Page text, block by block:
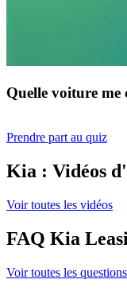
Quelle voiture me
Prendre part au quiz
Kia : Vidéos
Voir toutes les vidéos
FAQ Kia
Voir toutes les questions